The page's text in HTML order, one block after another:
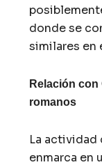
donde se
similares en
Relación
romanos
La actividad
enmarca en